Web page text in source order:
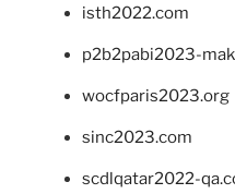
isth2022.com
p2b2pabi2023-
wocfparis2023.org
sinc2023.com
scdlqatar2022-